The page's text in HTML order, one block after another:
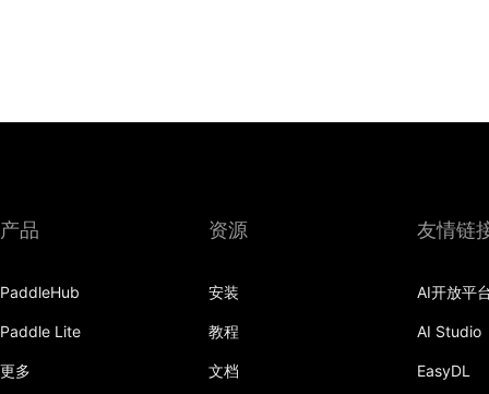
产品
PaddleHub
Paddle Lite
更多
资源
安装
教程
文档
友情链
AI开放平
AI Studio
EasyDL